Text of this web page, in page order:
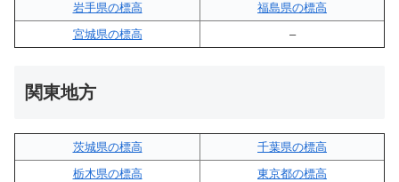
岩手県の標高
福島県の標高
宮城県の標高
–
関東地方
茨城県の標高
千葉県の標高
栃木県の標高
東京都の標高